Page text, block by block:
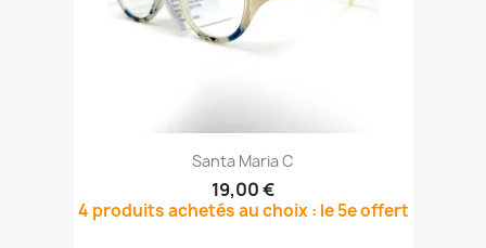
Santa Maria C
19,00 €
4 produits achetés au choix : le 5e offert